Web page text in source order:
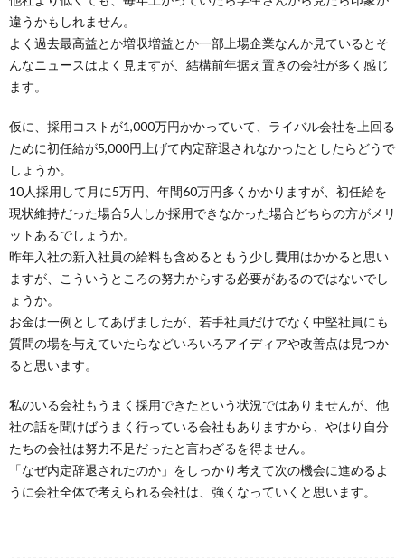
違うかもしれません。
よく過去最高益とか増収増益とか一部上場企業なんか見ているとそ
んなニュースはよく見ますが、結構前年据え置きの会社が多く感じ
ます。
仮に、採用コストが1,000万円かかっていて、ライバル会社を上回る
ために初任給が5,000円上げて内定辞退されなかったとしたらどうで
しょうか。
10人採用して月に5万円、年間60万円多くかかりますが、初任給を
現状維持だった場合5人しか採用できなかった場合どちらの方がメリ
ットあるでしょうか。
昨年入社の新入社員の給料も含めるともう少し費用はかかると思い
ますが、こういうところの努力からする必要があるのではないでし
ょうか。
お金は一例としてあげましたが、若手社員だけでなく中堅社員にも
質問の場を与えていたらなどいろいろアイディアや改善点は見つか
ると思います。
私のいる会社もうまく採用できたという状況ではありませんが、他
社の話を聞けばうまく行っている会社もありますから、やはり自分
たちの会社は努力不足だったと言わざるを得ません。
「なぜ内定辞退されたのか」をしっかり考えて次の機会に進めるよ
うに会社全体で考えられる会社は、強くなっていくと思います。